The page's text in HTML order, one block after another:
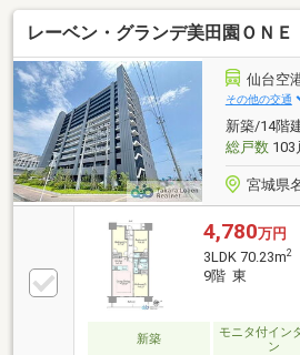
家族みんなの寝室や共同の子
めるマンション♪※要承認・飼
ク、宅配ボックス、トランク
車場あり⇒最新の空き状況は
ださい♪≪0120-331-371≫＼周
学校 徒歩6分▼柳生中学校
歩10分▼ウエルシア 徒歩7分
歩16分
レーベン・グランデ美田園ＯＮ
仙台空
その他の交通
新築/14階
総戸数103
宮城県
4,780万円
3LDK 70.23m2
9階 東
新築
モニタ付イン
ン